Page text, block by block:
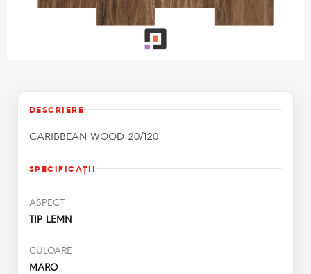
DESCRIERE
CARIBBEAN WOOD 20/120
SPECIFICAŢII
ASPECT
TIP LEMN
CULOARE
MARO